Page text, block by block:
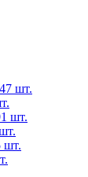
шт.
шт.
шт.